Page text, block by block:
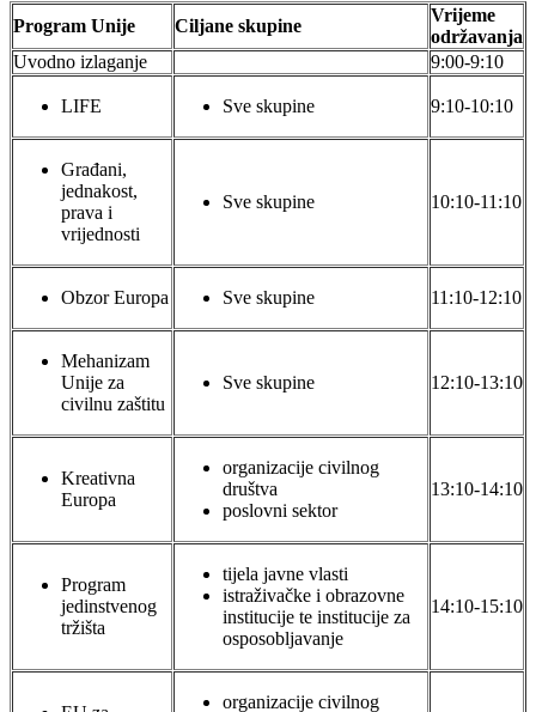
Program Unije Ciljane skupine
Vrijeme
održavanja
Uvodno izlaganje
9:00-9:10
LIFE Sve skupine 9:10-10:10
Građani,
jednakost,
prava i
vrijednosti
Sve skupine 10:10-11:10
Obzor Europa Sve skupine 11:10-12:10
Mehanizam
Unije za
civilnu zaštitu
Sve skupine 12:10-13:10
Kreativna
Europa
organizacije civilnog
društva
poslovni sektor
13:10-14:10
Program
jedinstvenog
tržišta
tijela javne vlasti
istraživačke i obrazovne
institucije te institucije za
osposobljavanje
14:10-15:10
organizacije civilnog